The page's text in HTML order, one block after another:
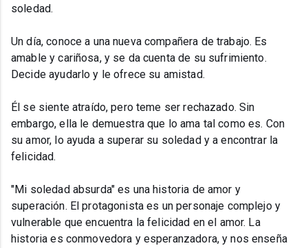
soledad.
Un día, conoce a una nueva compañera de trabajo. Es
amable y cariñosa, y se da cuenta de su sufrimiento.
Decide ayudarlo y le ofrece su amistad.
Él se siente atraído, pero teme ser rechazado. Sin
embargo, ella le demuestra que lo ama tal como es. Con
su amor, lo ayuda a superar su soledad y a encontrar la
felicidad.
"Mi soledad absurda" es una historia de amor y
superación. El protagonista es un personaje complejo y
vulnerable que encuentra la felicidad en el amor. La
historia es conmovedora y esperanzadora, y nos enseña